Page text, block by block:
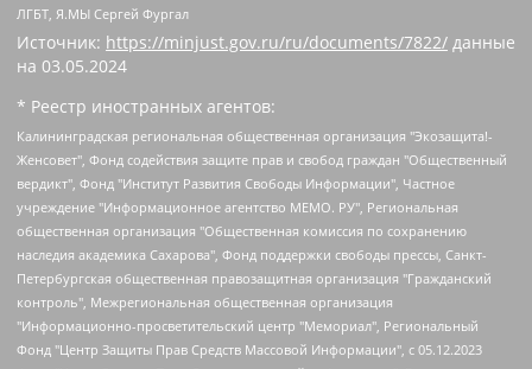
ЛГБТ, Я.МЫ Сергей Фургал
Источник: https://minjust.gov.ru/ru/documents/7822/ данные
на 03.05.2024
* Реестр иностранных агентов:
Калининградская региональная общественная организация "Экозащита!-Женсовет", Фонд содействия защите прав и свобод граждан "Общественный вердикт", Фонд "Институт Развития Свободы Информации", Частное учреждение "Информационное агентство МЕМО. РУ", Региональная общественная организация "Общественная комиссия по сохранению наследия академика Сахарова", Фонд поддержки свободы прессы, Санкт-Петербургская общественная правозащитная организация "Гражданский контроль", Межрегиональная общественная организация "Информационно-просветительский центр "Мемориал", Региональный Фонд "Центр Защиты Прав Средств Массовой Информации", с 05.12.2023 Фонд "Центр Защиты Прав Средств массовой информации", Региональная общественная благотворительная организация помощи беженцам и мигрантам "Гражданское содействие", Негосударственное образовательное учреждение дополнительного профессионального образования (повышение квалификации) специалистов "АКАДЕМИЯ ПО ПРАВАМ ЧЕЛОВЕКА", Свердловская региональная общественная организация "Сутяжник", Автономная некоммерческая организация "Центр независимых социологических исследований", Союз общественных объединений "Российский исследовательский центр по правам человека", Региональное общественное учреждение научно-информационный центр "МЕМОРИАЛ", Некоммерческая организация "Фонд защиты гласности", Автономная некоммерческая организация "Институт прав человека", Городская общественная организация "Екатеринбургское общество "МЕМОРИАЛ", Городская общественная организация "Рязанское историко-просветительское и правозащитное общество "Мемориал" (Рязанский Мемориал), Челябинский региональный орган общественной самодеятельности – женское общественное объединение "Женщины Евразии", Челябинский региональный орган общественной самодеятельности "Уральская правозащитная группа", Фонд содействия защите здоровья и социальной справедливости имени Андрея Рылькова, Автономная Некоммерческая Организация "Аналитический Центр Юрия Левады", Автономная некоммерческая организация социальной поддержки населения "Проект Апрель", Региональная общественная организация помощи женщинам и детям, находящимся в кризисной ситуации "Информационно-методический центр "Анна", Фонд содействия развитию массовых коммуникаций и правовому просвещению "Так-так-Так", Фонд содействия устойчивому развитию "Серебряная тайга", Свердловский региональный общественный фонд социальных проектов "Новое время", "Idel.Реалии", Кавказ.Реалии, Крым.Реалии, Телеканал Настоящее Время, Татаро-башкирская служба Радио Свобода (Azatliq Radiosi), Радио Свободная Европа/Радио Свобода (PCE/PC), "Сибирь.Реалии", "Фактограф", Благотворительный фонд помощи осужденным и их семьям, Автономная некоммерческая организация "Институт глобализации и социальных движений", Фонд "В защиту прав заключенных", Частное учреждение "Центр поддержки и содействия развитию средств массовой информации", Пензенский региональный общественный благотворительный фонд "Гражданский союз", "Север.Реалии", Некоммерческая организация Фонд "Правовая инициатива", Общество с ограниченной ответственностью "Радио Свободная Европа/Радио Свобода", Чешское информационное агентство "MEDIUM-ORIENT", Красноярская региональная общественная организация "Мы против СПИДа", Камалягин Денис Николаевич, Маркелов Сергей Евгеньевич, Пономарев Лев Александрович, Савицкая Людмила Алексеевна, Автономная некоммерческая организация "Центр по работе с проблемой насилия "НАСИЛИЮ.НЕТ", Межрегиональный профессиональный союз работников здравоохранения "Альянс врачей", Юридическое лицо, зарегистрированное в Латвийской Республике, SIA "Medusa Project" (регистрационный номер 40103797863, дата регистрации 10.06.2014), Некоммерческая организация "Фонд по борьбе с коррупцией", Автономная некоммерческая организация "Институт права и публичной политики", Баданин Роман Сергеевич, Гликин Максим Александрович, Железнова Мария Михайловна, Лукьянова Юлия Сергеевна, Маетная Елизавета Витальевна, Маняхин Петр Борисович, Чуракова Ольга Владимировна, Ярош Юлия Петровна, Юридическое лицо "The Insider SIA", зарегистрированное в Риге, Латвийская Республика (дата регистрации 26.06.2015), являющееся администратором доменного имени интернет-издания "The Insider SIA", https://theins.ru, Постернак Алексей Евгеньевич, Рубин Михаил Аркадьевич, Анин Роман Александрович, Юридическое лицо Istories fonds, зарегистрированное в Латвийской Республике (регистрационный номер 50008295751, дата регистрации 24.02.2020), Великовский Дмитрий Александрович, Долинина Ирина Николаевна, Мароховская Алеся Алексеевна, Шлейнов Роман Юрьевич, Шмагун Олеся Валентиновна, Общество с ограниченной ответственностью "Альтаир 2021", Общество с ограниченной ответственностью "Вега 2021", Общество с ограниченной ответственностью "Главный редактор 2021", Общество с ограниченной ответственностью "Ромашки монолит", Важенков Артем Валерьевич, Ивановская областная общественная организация "Центр гендерных исследований", Гурман Юрий Альбертович, Медиапроект "ОВД-Инфо", Егоров Владимир Владимирович, Жилинский Владимир Александрович, Общество с ограниченной ответственностью "ЗП", Иванова София Юрьевна, Карезина Инна Павловна, Кильтау Екатерина Викторовна, Петров Алексей Викторович, Пискунов Сергей Евгеньевич, Смирнов Сергей Сергеевич, Тихонов Михаил Сергеевич, Общество с ограниченной ответственностью "ЖУРНАЛИСТ-ИНОСТРАННЫЙ АГЕНТ", Арапова Галина Юрьевна, Вольтская Татьяна Анатольевна, Американская компания "Mason G.E.S. Anonymous Foundation" (США), являющаяся владельцем интернет-издания https://mnews.world/, Компания "Stichting Bellingcat", зарегистрированная в Нидерландах (дата регистрации 11.07.2018), Захаров Андрей Вячеславович, Клепиковская Екатерина Дмитриевна, Общество с ограниченной ответственностью "МЕМО", Перл Роман Александрович, Симонов Евгений Алексеевич, Соловьева Елена Анатольевна, Сотников Даниил Владимирович, Сурначева Елизавета Дмитриевна, Автономная некоммерческая организация по защите прав человека и информированию населения "Якутия – Наше Мнение", Общество с ограниченной ответственностью "Москоу диджитал медиа", с 26.01.2023 Общество с ограниченной ответственностью "Чайка Белые сады", Ветошкина Валерия Валерьевна, Заговора Максим Александрович, Межрегиональное общественное движение "Российская ЛГБТ - сеть", Оленичев Максим Владимирович, Павлов Иван Юрьевич, Скворцова Елена Сергеевна, Общество с ограниченной ответственностью "Как бы инагент", Кочетков Игорь Викторович, Общество с ограниченной ответственностью "Честные выборы", Еланчик Олег Александрович, Общество с ограниченной ответственностью "Нобелевский призыв", Гималова Регина Эмилевна, Григорьев Андрей Валерьевич, Григорьева Алина Александровна, Ассоциация по содействию защите прав призывников, альтернативнослужащих и военнослужащих "Правозащитная группа "Гражданин.Армия.Право", Хисамова Регина Фаритовна, Автономная некоммерческая организация по реализации социально-правовых программ "Лилит", Дальневосточное общественное движение "Маяк", Санкт-Петербургская ЛГБТ-инициативная группа "Выход", Инициативная группа ЛГБТ+ "Реверс", Алексеев Андрей Викторович, Бекбулатова Таисия Львовна, Беляев Иван Михайлович, Владыкина Елена Сергеевна, Гельман Марат Александрович, Никульшина Вероника Юрьевна, Толоконникова Надежда Андреевна, Шендерович Виктор Анатольевич, Общество с ограниченной ответственностью "Данное сообщение", Общество с ограниченной ответственностью Издательский дом "Новая глава", Айнбиндер Александра Александровна, Московский комьюнити-центр для ЛГБТ+инициатив, Благотворительный фонд развития филантропии, Deutsche Welle (Германия, Kurt-Schumacher-Strasse 3, 53113 Bonn), Борзунова Мария Михайловна, Воробьев Виктор Викторович, Голубева Анна Львовна, Константинова Алла Михайловна, Малкова Ирина Владимировна, Мурадов Мурад Абдулгалимович, Осетинская Елизавета Николаевна, Понасенков Евгений Николаевич, Ганапольский Матвей Юрьевич, Киселев Евгений Алексеевич, Борухович Ирина Григорьевна, Дремин Иван Тимофеевич, Дубровский Дмитрий Викторович, Красноярская региональная общественная организация поддержки и развития альтернативных образовательных технологий и межкультурных коммуникаций "ИНТЕРРА", Маяковская Екатерина Алексеевна, Фейгин Марк Захарович, Филимонов Андрей Викторович, Дзугкоева Регина Николаевна, Доброхотов Роман Александрович, Дудь Юрий Александрович, Елкин Сергей Владимирович, Кругликов Кирилл Игоревич, Сабунаева Мария Леонидовна, Семенов Алексей Владимирович, Шаинян Карен Багратович, Шульман Екатерина Михайловна, Асафьев Артур Валерьевич, Вахштайн Виктор Семенович, Венедиктов Алексей Алексеевич, Лушникова Екатерина Евгеньевна, Волков Леонид Михайлович, Невзоров Александр Глебович, Пархоменко Сергей Борисович, Сироткин Ярослав Николаевич, Кара-Мурза Владимир Владимирович, Баранова Наталья Владимировна, Гозман Леонид Яковлевич, Кагарлицкий Борис Юльевич, Климарев Михаил Валерьевич, Милов Владимир Станиславович, Автономная некоммерческая организация Краснодарский центр современного искусства "Типография", Моргенштерн Алишер Тагирович, Соболь Любовь Эдуардовна, Общество с ограниченной ответственностью "ЛИЗА НОРМ", Каспаров Гарри Кимович, Ходорковский Михаил Борисович, Общество с ограниченной ответственностью "Апрельские тезисы", Данилович Ирина Брониславовна, Кашин Олег Владимирович, Петров Николай Владимирович, Пивоваров Алексей Владимирович, Соколов Михаил Владимирович, Цветкова Юлия Владимировна, Чичваркин Евгений Александрович, Комитет против пыток/Команда против пыток, Общество с ограниченной ответственностью "Первый научный", Общество с ограниченной ответственностью "Вертолет и ко", Белоцерковская Вероника Борисовна, Кац Максим Евгеньевич, Лазарева Татьяна Юрьевна, Шаведдинов Руслан Табризович, Яшин Илья Валерьевич, Общество с ограниченной ответственностью "Иноагент ААВ", Алешковский Дмитрий Петрович, Альбац Евгения Марковна, Быков Дмитрий Львович, Галямина Юлия Евгеньевна, Лойко Сергей Леонидович, Мартынов Кирилл Константинович, Медведев Сергей Александрович, Крашенинников Федор Геннадиевич, Гордеева Катерина Вл